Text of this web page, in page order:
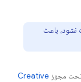
نشود، باعث
تحت مجوز Creative